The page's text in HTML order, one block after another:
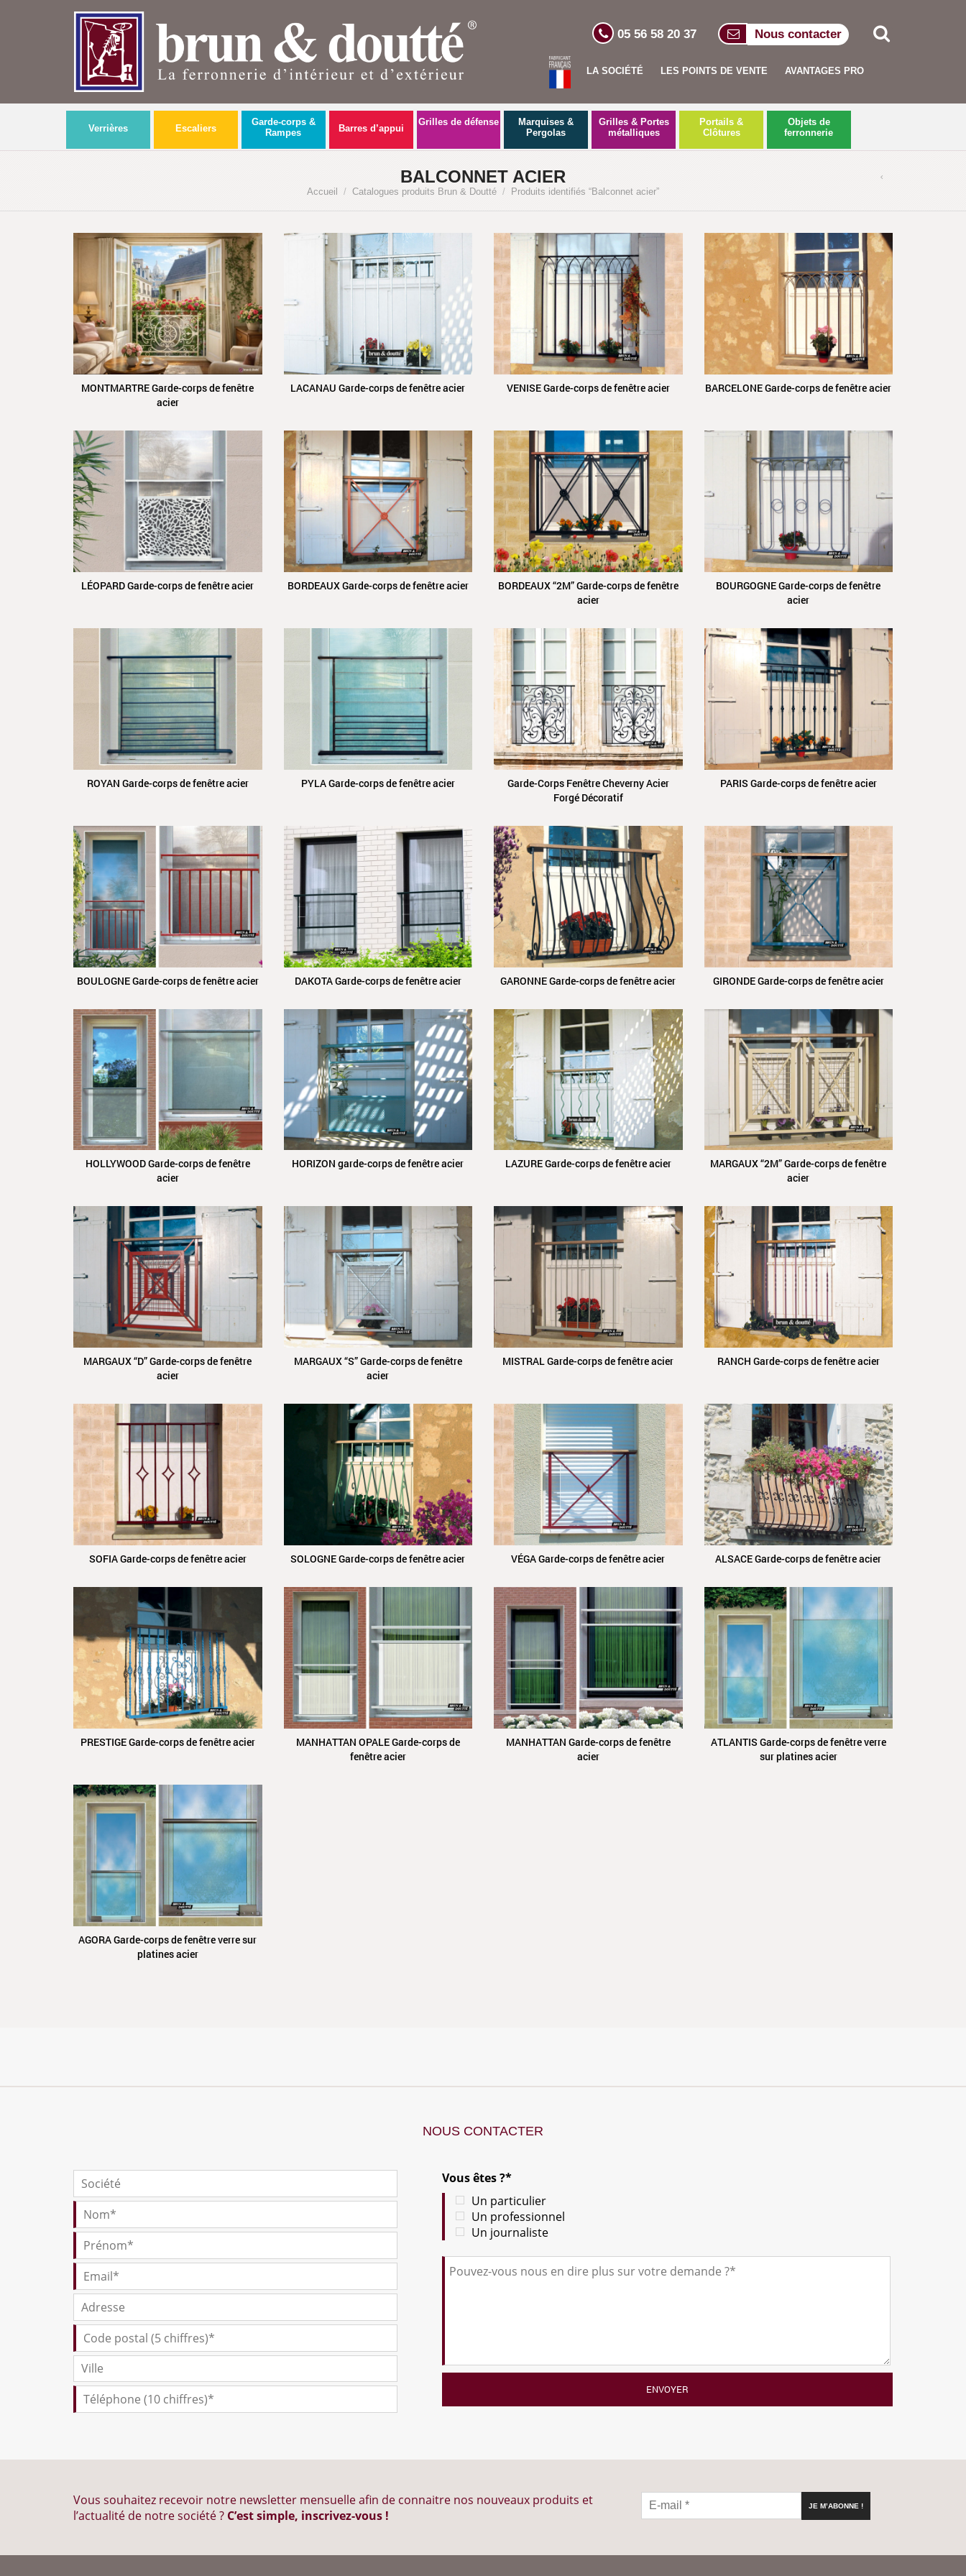
05 56 58 20 37 Nous contacter
AVANTAGES PRO
LES POINTS DE VENTE
LA SOCIÉTÉ
Verrières Escaliers
Garde-corps &
Rampes
Barres d’appui
Grilles de défense
Marquises &
Pergolas
Grilles & Portes
métalliques
Portails &
Clôtures
Objets de
ferronnerie
BALCONNET ACIER
Accueil / Catalogues produits Brun & Doutté / Produits identifiés “Balconnet acier”
MONTMARTRE Garde-corps de fenêtre
acier
LACANAU Garde-corps de fenêtre acier VENISE Garde-corps de fenêtre acier BARCELONE Garde-corps de fenêtre acier
LÉOPARD Garde-corps de fenêtre acier BORDEAUX Garde-corps de fenêtre acier
BORDEAUX “2M” Garde-corps de fenêtre
acier
BOURGOGNE Garde-corps de fenêtre
acier
ROYAN Garde-corps de fenêtre acier PYLA Garde-corps de fenêtre acier
Garde-Corps Fenêtre Cheverny Acier
Forgé Décoratif
PARIS Garde-corps de fenêtre acier
BOULOGNE Garde-corps de fenêtre acier DAKOTA Garde-corps de fenêtre acier GARONNE Garde-corps de fenêtre acier GIRONDE Garde-corps de fenêtre acier
HOLLYWOOD Garde-corps de fenêtre
acier
HORIZON garde-corps de fenêtre acier LAZURE Garde-corps de fenêtre acier
MARGAUX “2M” Garde-corps de fenêtre
acier
MARGAUX “D” Garde-corps de fenêtre
acier
MARGAUX “S” Garde-corps de fenêtre
acier
MISTRAL Garde-corps de fenêtre acier RANCH Garde-corps de fenêtre acier
SOFIA Garde-corps de fenêtre acier SOLOGNE Garde-corps de fenêtre acier VÉGA Garde-corps de fenêtre acier ALSACE Garde-corps de fenêtre acier
PRESTIGE Garde-corps de fenêtre acier
MANHATTAN OPALE Garde-corps de
fenêtre acier
MANHATTAN Garde-corps de fenêtre
acier
ATLANTIS Garde-corps de fenêtre verre
sur platines acier
AGORA Garde-corps de fenêtre verre sur
platines acier
NOUS CONTACTER
Vous êtes ?*
Un particulier
Un professionnel
Un journaliste
Vous souhaitez recevoir notre newsletter mensuelle afin de connaitre nos nouveaux produits et
l’actualité de notre société ? C’est simple, inscrivez-vous !